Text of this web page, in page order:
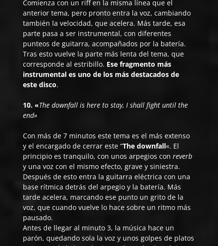
Comienza con un riff en la misma línea que el
anterior tema, pero pronto entra la voz, cambiando
también la velocidad, que acelera. Más tarde, esa
parte pasa a ser instrumental, con diferentes
punteos de guitarra, acompañados por la batería.
Tras esto vuelve la parte más lenta del tema, que
corresponde al estribillo. Ese fragmento más
instrumental es uno de los más destacados de
este disco.
10. «The downfall is here to stay, I shall fight until the
end»
Con más de 7 minutos este tema es el más extenso
y el encargado de cerrar este “The downfall«. El
principio es tranquilo, con unos arpegios conreverb
y una voz con el mismo efecto, grave y siniestra.
Después de esto entra la guitarra eléctrica con una
base rítmica detrás del arpegio y la batería. Más
tarde acelera, marcando ese punto un grito de la
voz, que cuando vuelve lo hace sobre un ritmo más
pausado.
Antes de llegar al minuto 3, la música hace un
parón, quedando sola la voz y unos golpes de platos